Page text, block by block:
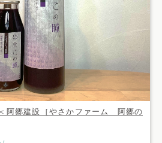
阿郷建設［やさかファーム 阿郷の